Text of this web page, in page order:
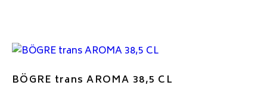
BÖGRE trans AROMA 38,5 CL